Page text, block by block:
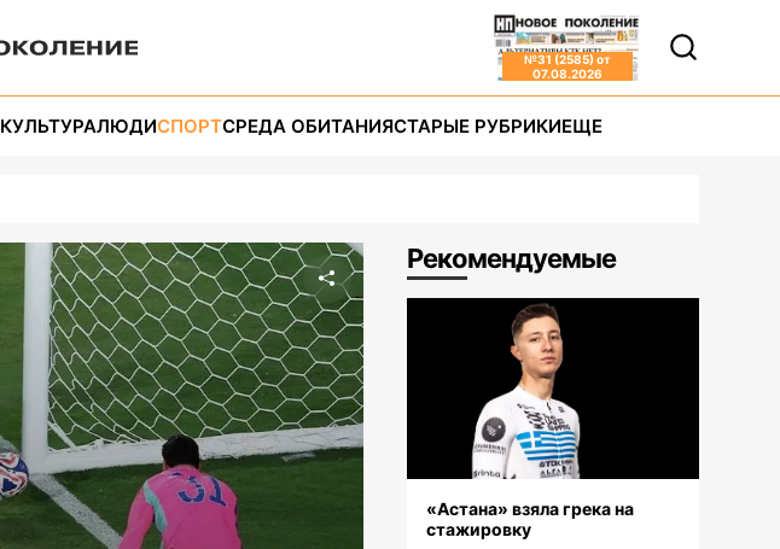
№31 (2585) от
07.08.2026
КУЛЬТУРАЛЮДИСПОРТСРЕДА ОБИТАНИЯСТАРЫЕ РУБРИКИЕЩЕ
Рекомендуемые
«Астана» взяла грека на
стажировку